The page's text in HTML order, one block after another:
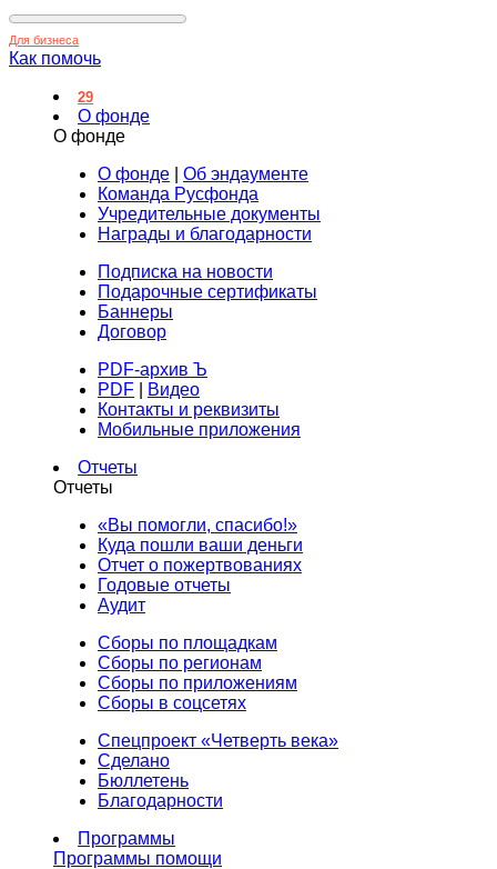
Для бизнеса
Как помочь
29
О фонде
О фонде
О фонде
Об эндаументе
Команда Русфонда
Учредительные документы
Награды и благодарности
Подписка на новости
Подарочные сертификаты
Баннеры
Договор
PDF-архив Ъ
PDF
Видео
Контакты и реквизиты
Мобильные приложения
Отчеты
Отчеты
«Вы помогли, спасибо!»
Куда пошли ваши деньги
Отчет о пожертвованиях
Годовые отчеты
Аудит
Сборы по площадкам
Сборы по регионам
Сборы по приложениям
Сборы в соцсетях
Спецпроект «Четверть века»
Сделано
Бюллетень
Благодарности
Программы
Программы помощи